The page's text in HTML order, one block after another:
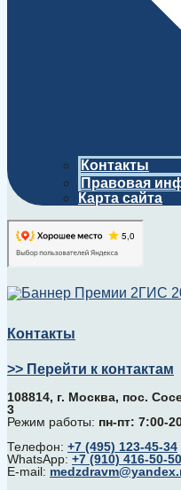
Контакты
Правовая
Карта сайта
Контакты
>> Перейти к контактам
108814, г. Москва, поc.
3
Режим работы: пн-пт: 7:00-
Телефон: +7 (495) 123-45-34
WhatsApp: +7 (910) 416-50-50
E-mail: